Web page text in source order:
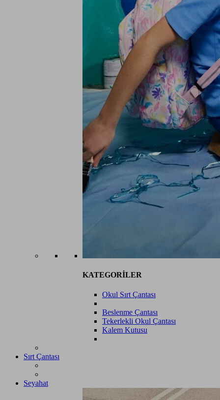
KATEGORİLER
Okul Sırt Çantası
Beslenme Çantası
Tekerlekli Okul Çantası
Kalem Kutusu
Sırt Çantası
Seyahat